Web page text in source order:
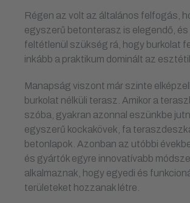
Régen az volt az általános felfogás,
egyszerű betonterasz is elegendő, és
feltétlenül szükség rá, hogy burkolat
inkább a praktikum dominált az
Manapság viszont már szinte
burkolat nélküli terasz. Amikor a
szóba, gyakran azonnal eszünkbe
egyszerű kockakövek, fa
betonlapok. Azonban az utóbbi
és gyártók egyre innovatívabb
alkalmaznak, hogy egyedi és
területeket hozzanak létre.